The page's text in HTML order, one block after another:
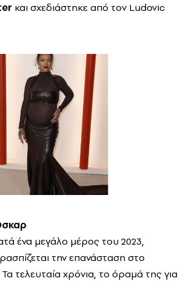
και σχεδιάστηκε από τον Ludovic
ένα μεγάλο μέρος του 2023,
την επανάσταση στο
τελευταία χρόνια, το όραμά της για